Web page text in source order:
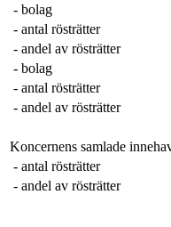
- bolag
- antal rösträtter
- andel av rösträtter
- bolag
- antal rösträtter
- andel av rösträtter
Koncernens samlade
- antal rösträtter
- andel av rösträtter